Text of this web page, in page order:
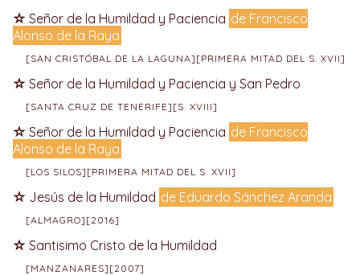
Señor de la Humildad y Paciencia de Francisco
Alonso de la Raya
[SAN CRISTÓBAL DE LA LAGUNA][PRIMERA MITAD DEL S. XVII]
Señor de la Humildad y Paciencia y San Pedro
[SANTA CRUZ DE TENERIFE][S. XVIII]
Señor de la Humildad y Paciencia de Francisco
Alonso de la Raya
[LOS SILOS][PRIMERA MITAD DEL S. XVII]
Jesús de la Humildad de Eduardo Sánchez Aranda
[ALMAGRO][2016]
Santisimo Cristo de la Humildad
[MANZANARES][2007]